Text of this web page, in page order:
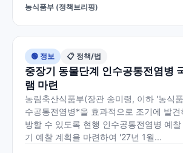
농식품부 (정책브리핑)
🟢 정보 📋 정책/법
중장기 동물단계 인수공통전염병
램 마련
농림축산식품부(장관 송미령, 이하 '농식
수공통전염병*을 효과적으로 조기에 발
방할 수 있도록 현행 인수공통전염병 예
기 예찰 계획을 마련하여 '27년 1월...